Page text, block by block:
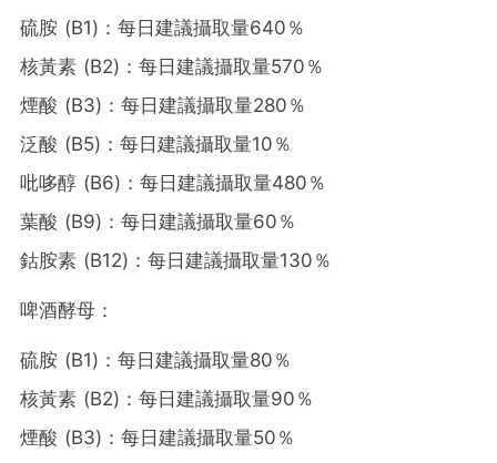
硫胺 (B1)：每日建議攝取量640％
核黃素 (B2)：每日建議攝取量570％
煙酸 (B3)：每日建議攝取量280％
泛酸 (B5)：每日建議攝取量10％
吡哆醇 (B6)：每日建議攝取量480％
葉酸 (B9)：每日建議攝取量60％
鈷胺素 (B12)：每日建議攝取量130％
啤酒酵母：
硫胺 (B1)：每日建議攝取量80％
核黃素 (B2)：每日建議攝取量90％
煙酸 (B3)：每日建議攝取量50％